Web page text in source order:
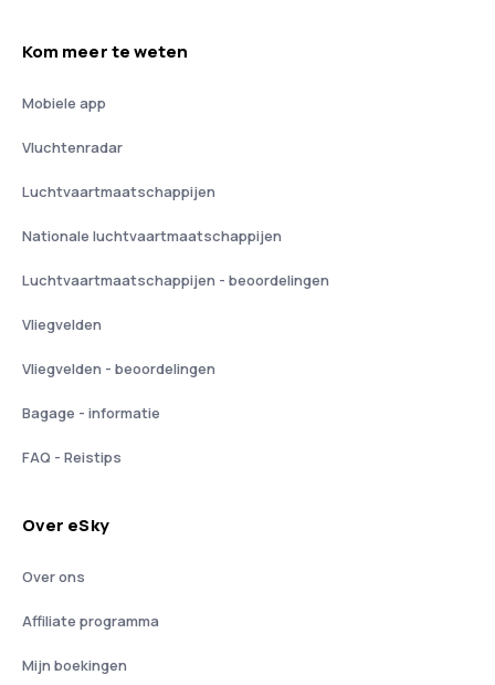
Kom meer te weten
Mobiele app
Vluchtenradar
Luchtvaartmaatschappijen
Nationale luchtvaartmaatschappijen
Luchtvaartmaatschappijen - beoordelingen
Vliegvelden
Vliegvelden - beoordelingen
Bagage - informatie
FAQ - Reistips
Over eSky
Over ons
Affiliate programma
Mijn boekingen